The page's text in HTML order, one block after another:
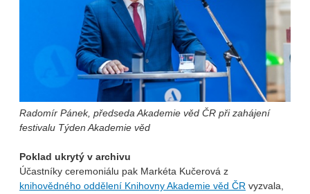
Radomír Pánek, předseda Akademie věd ČR při zahájení
festivalu Týden Akademie věd
Poklad ukrytý v archivu
Účastníky ceremoniálu pak Markéta Kučerová z
knihovědného oddělení Knihovny Akademie věd ČR vyzvala,